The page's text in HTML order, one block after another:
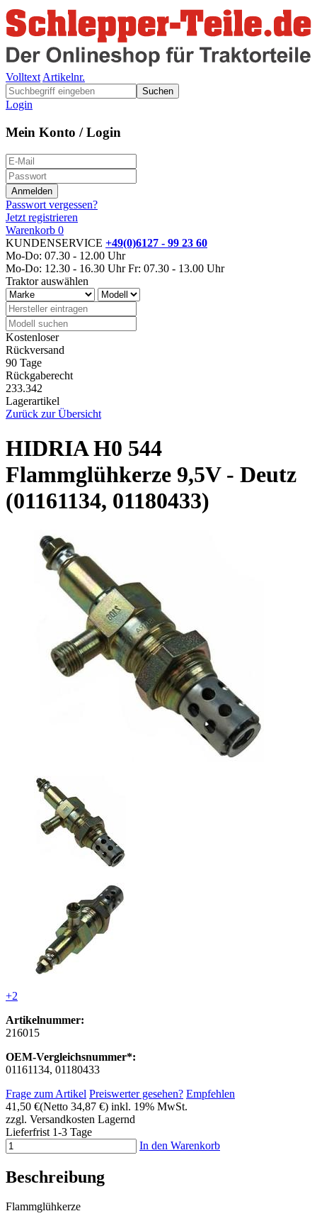
Volltext Artikelnr.
Suchen
Login
Mein Konto / Login
Passwort vergessen?
Jetzt registrieren
Warenkorb 0
KUNDENSERVICE +49(0)6127 - 99 23 60
Mo-Do: 07.30 - 12.00 Uhr
Mo-Do: 12.30 - 16.30 Uhr Fr: 07.30 - 13.00 Uhr
Traktor auswählen
Kostenloser
Rückversand
90 Tage
Rückgaberecht
233.342
Lagerartikel
Zurück zur Übersicht
HIDRIA H0 544
Flammglühkerze 9,5V - Deutz
(01161134, 01180433)
+2
Artikelnummer:
216015
OEM-Vergleichsnummer*:
01161134, 01180433
Frage zum Artikel Preiswerter gesehen? Empfehlen
41,50 €(Netto 34,87 €) inkl. 19% MwSt.
zzgl. Versandkosten Lagernd
Lieferfrist 1-3 Tage
In den Warenkorb
Beschreibung
Flammglühkerze